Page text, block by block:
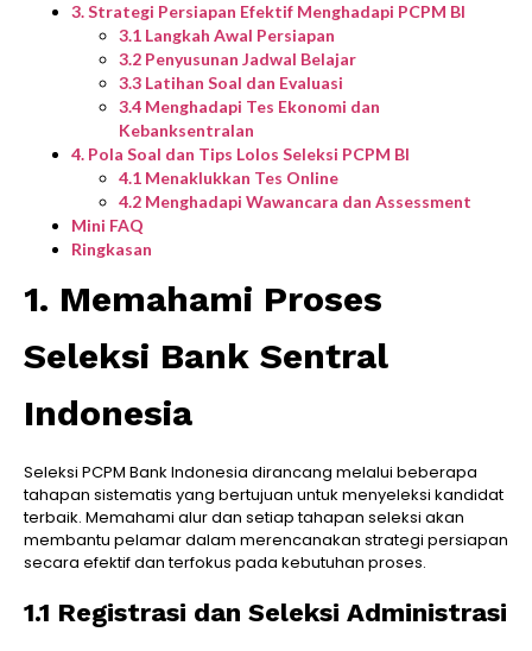
3. Strategi Persiapan Efektif Menghadapi PCPM BI
3.1 Langkah Awal Persiapan
3.2 Penyusunan Jadwal Belajar
3.3 Latihan Soal dan Evaluasi
3.4 Menghadapi Tes Ekonomi dan
Kebanksentralan
4. Pola Soal dan Tips Lolos Seleksi PCPM BI
4.1 Menaklukkan Tes Online
4.2 Menghadapi Wawancara dan Assessment
Mini FAQ
Ringkasan
1. Memahami Proses
Seleksi Bank Sentral
Indonesia
Seleksi PCPM Bank Indonesia dirancang melalui beberapa
tahapan sistematis yang bertujuan untuk menyeleksi kandidat
terbaik. Memahami alur dan setiap tahapan seleksi akan
membantu pelamar dalam merencanakan strategi persiapan
secara efektif dan terfokus pada kebutuhan proses.
1.1 Registrasi dan Seleksi Administrasi